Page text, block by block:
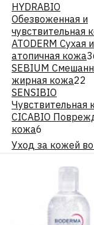
HYDRABIO
Обезвоженная и
чувствительная
ATODERM Сухая и
атопичная кожа
SEBIUM
жирная кожа22
SENSIBIO
Чувствительная
CICABIO
кожа6
Уход за кожей